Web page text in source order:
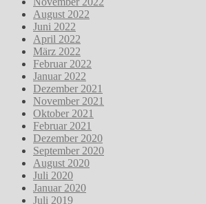
August 2022
Juni 2022
April 2022
März 2022
Februar 2022
Januar 2022
Dezember 2021
November 2021
Oktober 2021
Februar 2021
Dezember 2020
September 2020
August 2020
Juli 2020
Januar 2020
Juli 2019